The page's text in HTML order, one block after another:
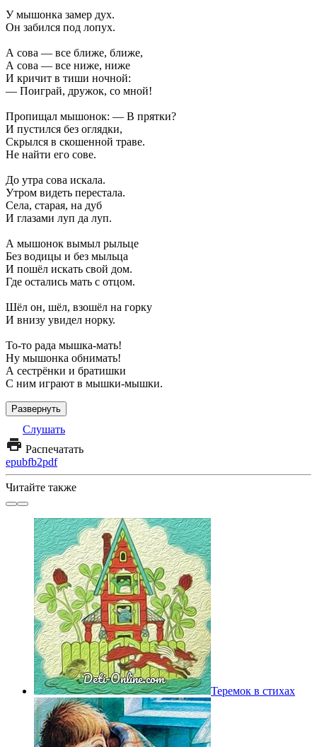
У мышонка замер дух.
Он забился под лопух.
А сова — все ближе, ближе,
А сова — все ниже, ниже
И кричит в тиши ночной:
— Поиграй, дружок, со мной!
Пропищал мышонок: — В прятки?
И пустился без оглядки,
Скрылся в скошенной траве.
Не найти его сове.
До утра сова искала.
Утром видеть перестала.
Села, старая, на дуб
И глазами луп да луп.
А мышонок вымыл рыльце
Без водицы и без мыльца
И пошёл искать свой дом.
Где остались мать с отцом.
Шёл он, шёл, взошёл на горку
И внизу увидел норку.
То-то рада мышка-мать!
Ну мышонка обнимать!
А сестрёнки и братишки
С ним играют в мышки-мышки.
Развернуть
Слушать
Распечатать
epubfb2pdf
Читайте также
Теремок в стихах